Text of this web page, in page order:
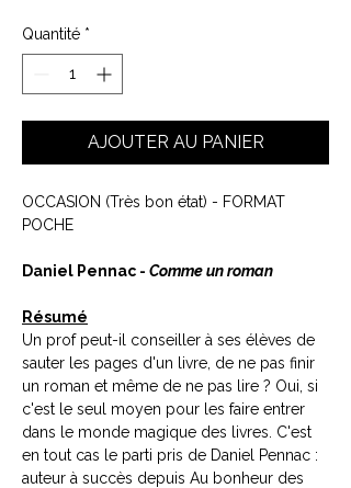
Quantité *
AJOUTER AU PANIER
OCCASION (Très bon état) - FORMAT
POCHE
Daniel Pennac - Comme un roman
Résumé
Un prof peut-il conseiller à ses élèves de
sauter les pages d'un livre, de ne pas finir
un roman et même de ne pas lire ? Oui, si
c'est le seul moyen pour les faire entrer
dans le monde magique des livres. C'est
en tout cas le parti pris de Daniel Pennac :
auteur à succès depuis Au bonheur des